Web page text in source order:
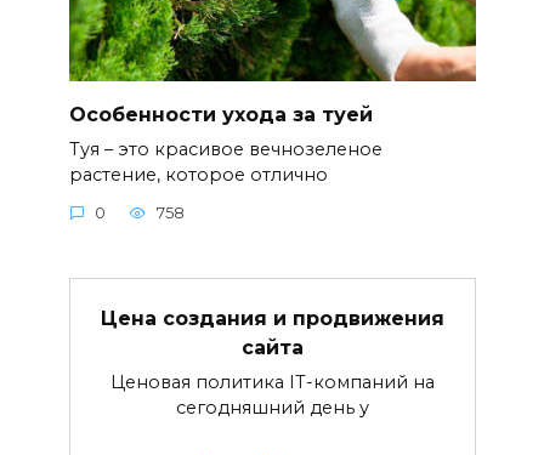
Особенности ухода за туей
Туя – это красивое вечнозеленое
растение, которое отлично
0 758
Цена создания и продвижения
сайта
Ценовая политика IT-компаний на
сегодняшний день у